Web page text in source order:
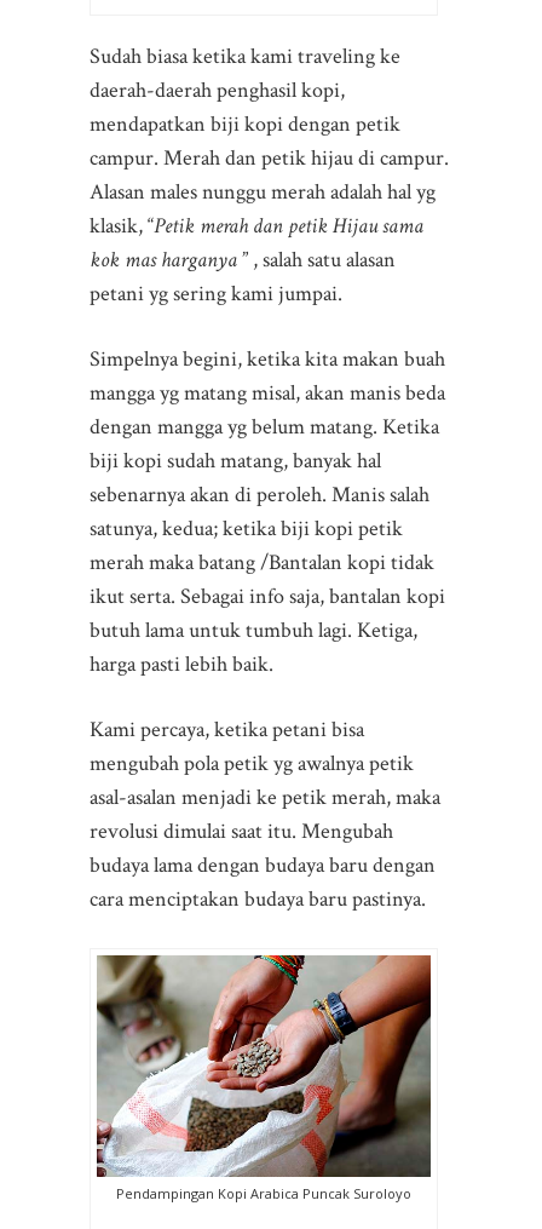
Sudah biasa ketika kami traveling ke
daerah-daerah penghasil kopi,
mendapatkan biji kopi dengan petik
campur. Merah dan petik hijau di campur.
Alasan males nunggu merah adalah hal yg
klasik, “Petik merah dan petik Hijau sama
kok mas harganya” , salah satu alasan
petani yg sering kami jumpai.
Simpelnya begini, ketika kita makan buah
mangga yg matang misal, akan manis beda
dengan mangga yg belum matang. Ketika
biji kopi sudah matang, banyak hal
sebenarnya akan di peroleh. Manis salah
satunya, kedua; ketika biji kopi petik
merah maka batang /Bantalan kopi tidak
ikut serta. Sebagai info saja, bantalan kopi
butuh lama untuk tumbuh lagi. Ketiga,
harga pasti lebih baik.
Kami percaya, ketika petani bisa
mengubah pola petik yg awalnya petik
asal-asalan menjadi ke petik merah, maka
revolusi dimulai saat itu. Mengubah
budaya lama dengan budaya baru dengan
cara menciptakan budaya baru pastinya.
Pendampingan Kopi Arabica Puncak Suroloyo